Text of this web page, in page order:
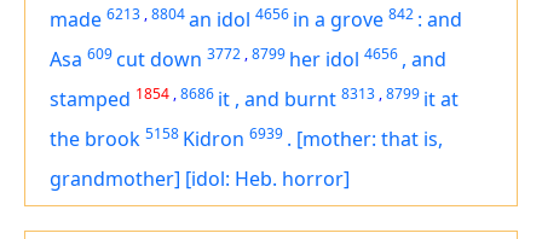
made 6213 ,8804an idol 4656 in a grove 842 : and
Asa 609cut down 3772 ,8799 her idol 4656 , and
stamped 1854 ,8686 it , and burnt 8313 ,8799 itat
the brook 5158 Kidron 6939 . [mother: that is,
grandmother] [idol: Heb. horror]